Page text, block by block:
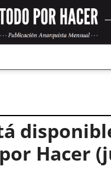
Hacer